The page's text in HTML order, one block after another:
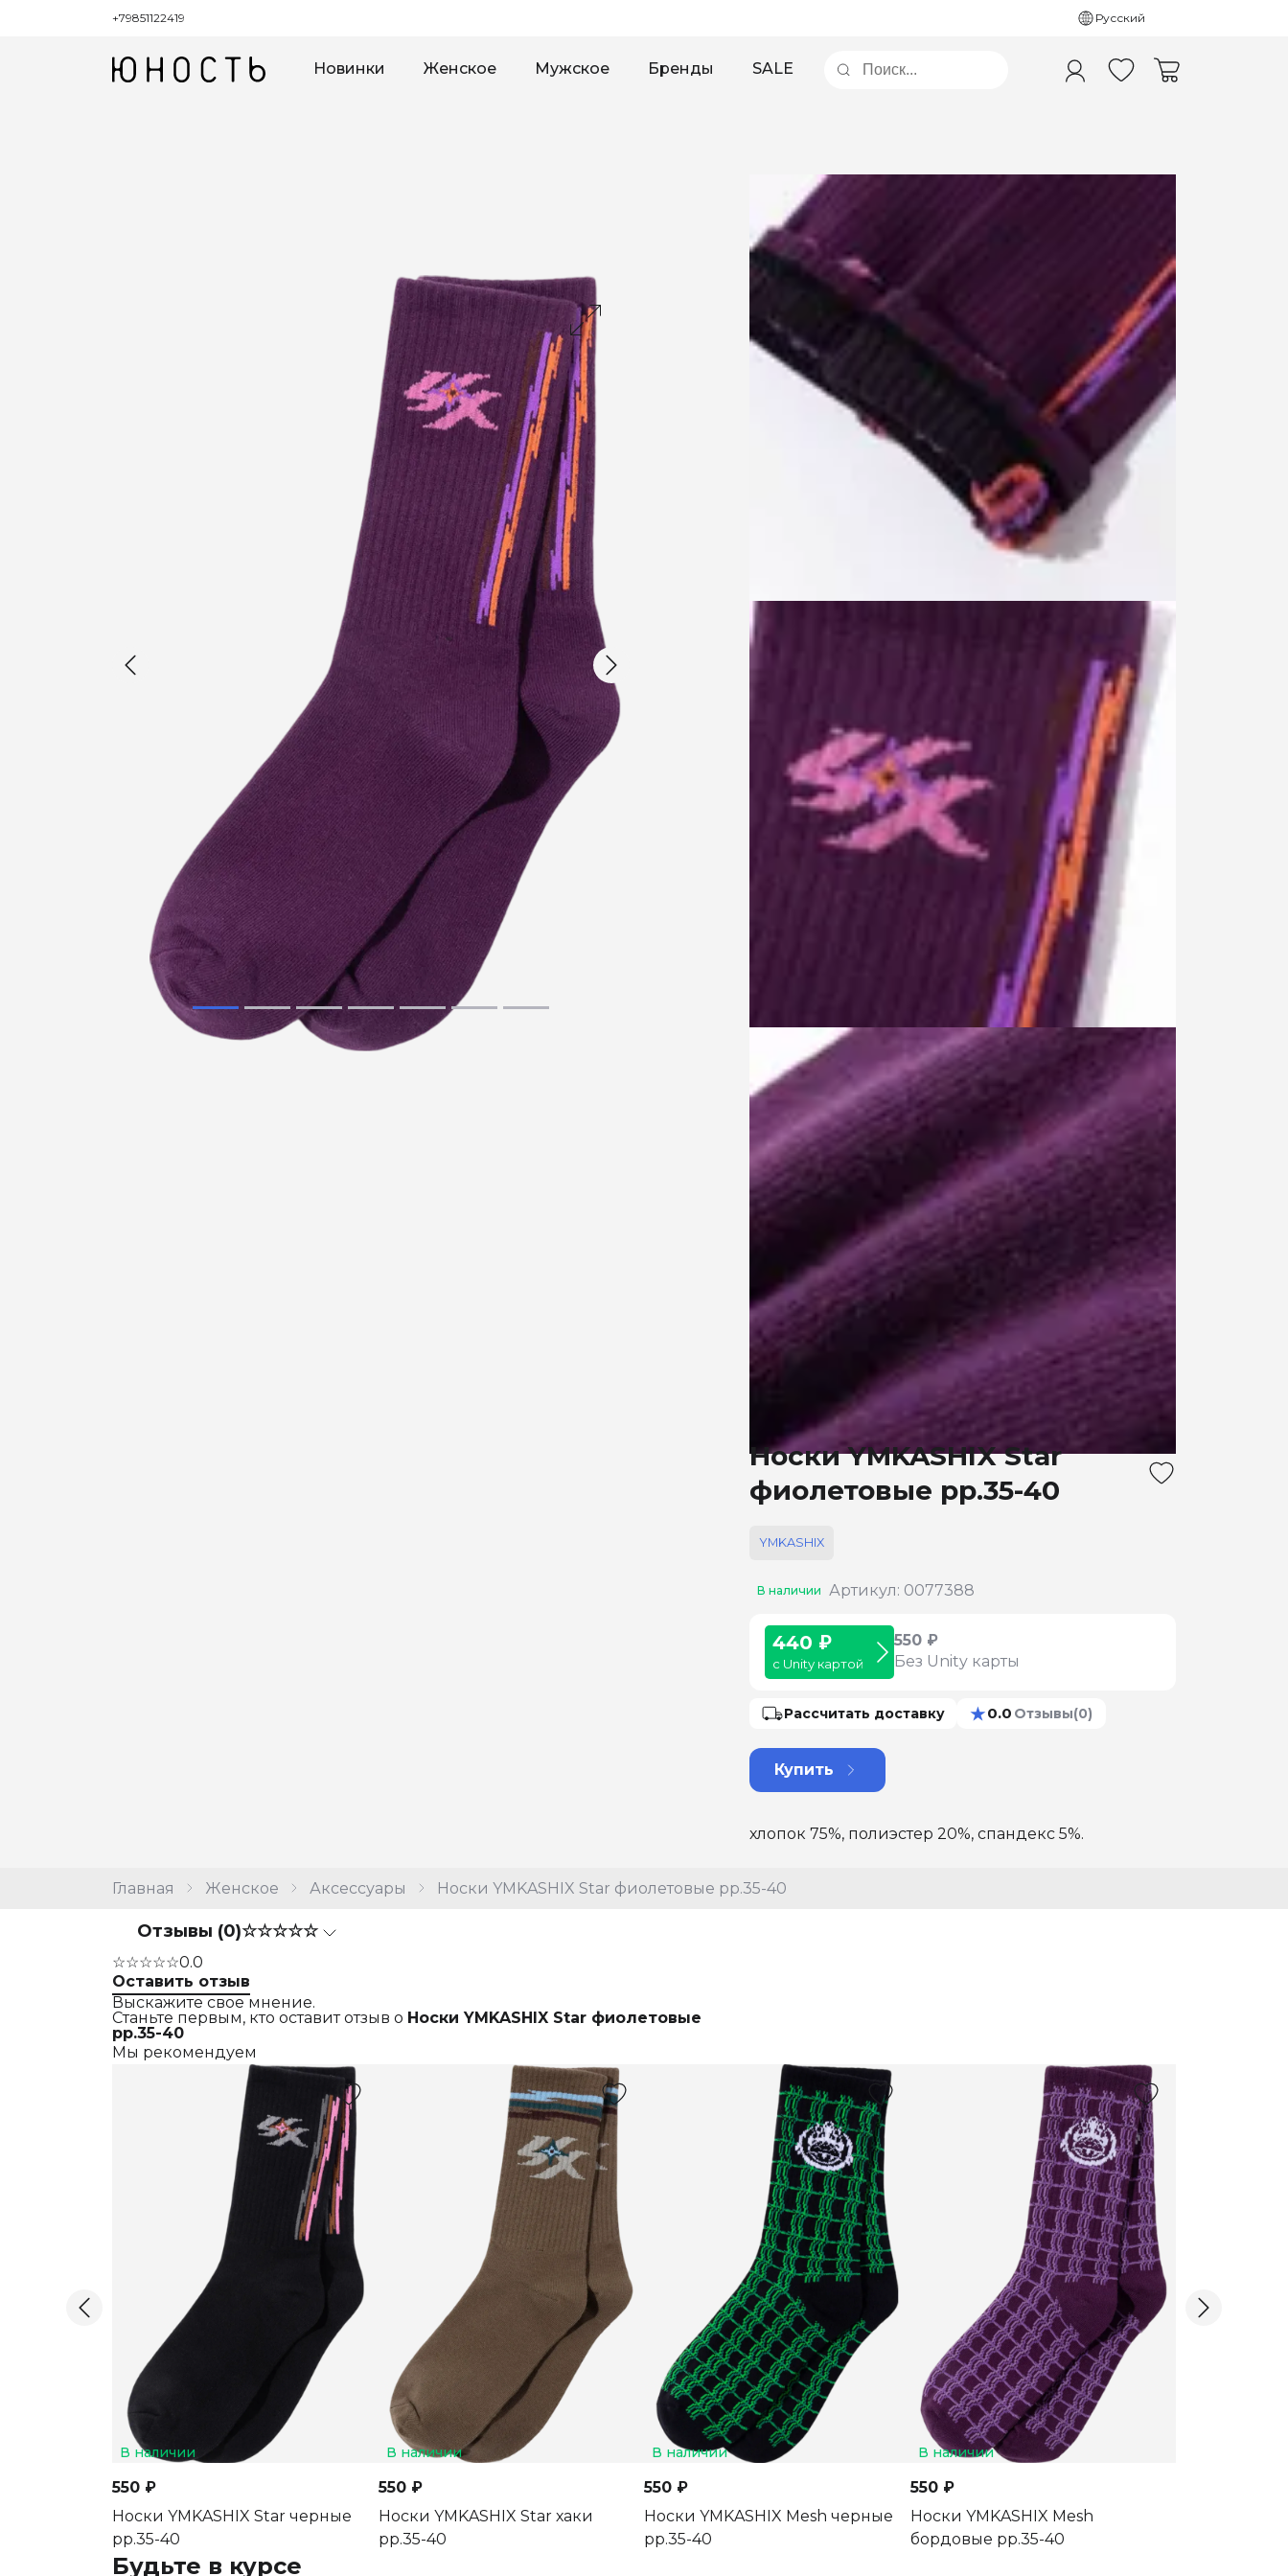
+79851122419 Русский
Новинки Женское Мужское Бренды SALE
Главная Женское Аксессуары Носки YMKASHIX Star фиолетовые рр.35-40
Носки YMKASHIX Star
фиолетовые рр.35-40
YMKASHIX
В наличии Артикул: 0077388
440 ₽
с Unity картой
550 ₽
Без Unity карты
Рассчитать доставку ★0.0 Отзывы(0)
Купить
хлопок 75%, полиэстер 20%, спандекс 5%.
Отзывы (0)☆☆☆☆☆
☆☆☆☆☆0.0
Оставить отзыв
Выскажите свое мнение.
Станьте первым, кто оставит отзыв о Носки YMKASHIX Star фиолетовые
рр.35-40
Мы рекомендуем
В наличии
550 ₽
Носки YMKASHIX Star черные
рр.35-40
В наличии
550 ₽
Носки YMKASHIX Star хаки
рр.35-40
В наличии
550 ₽
Носки YMKASHIX Mesh черные
рр.35-40
В наличии
550 ₽
Носки YMKASHIX Mesh
бордовые рр.35-40
Будьте в курсе